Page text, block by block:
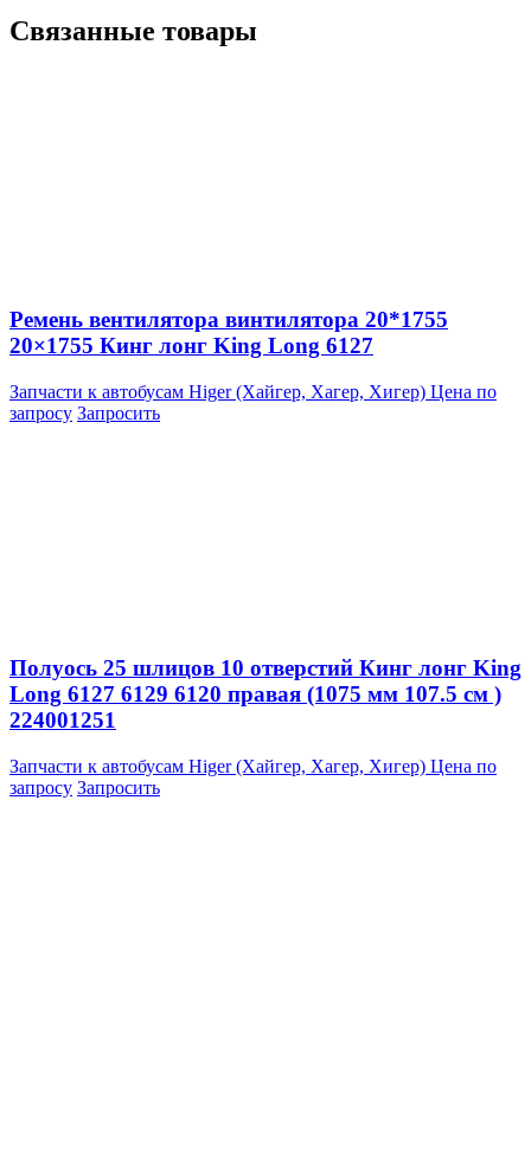
Связанные товары
Ремень вентилятора винтилятора 20*1755
20×1755 Кинг лонг King Long 6127
Запчасти к автобусам Higer (Хайгер, Хагер, Хигер) Цена по
запросу Запросить
Полуось 25 шлицов 10 отверстий Кинг лонг King
Long 6127 6129 6120 правая (1075 мм 107.5 см )
224001251
Запчасти к автобусам Higer (Хайгер, Хагер, Хигер) Цена по
запросу Запросить